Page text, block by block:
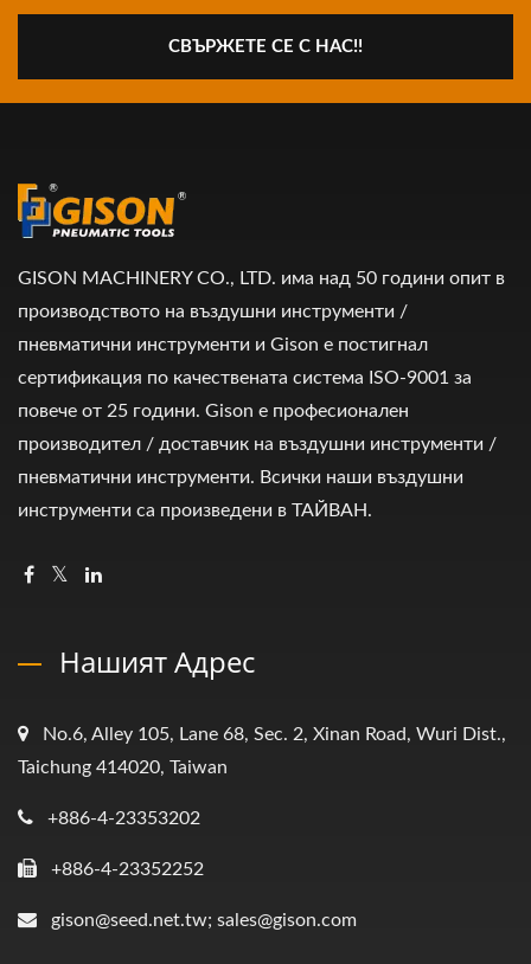
СВЪРЖЕТЕ СЕ С НАС!!
GISON MACHINERY CO., LTD. има над 50 години опит в
производството на въздушни инструменти /
пневматични инструменти и Gison е постигнал
сертификация по качествената система ISO-9001 за
повече от 25 години. Gison е професионален
производител / доставчик на въздушни инструменти /
пневматични инструменти. Всички наши въздушни
инструменти са произведени в ТАЙВАН.
Нашият Адрес
No.6, Alley 105, Lane 68, Sec. 2, Xinan Road, Wuri Dist.,
Taichung 414020, Taiwan
+886-4-23353202
+886-4-23352252
gison@seed.net.tw; sales@gison.com